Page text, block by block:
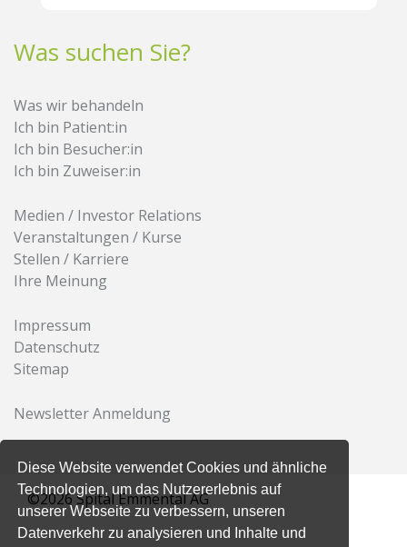
Diese Website verwendet Cookies und ähnliche
Technologien, um das Nutzererlebnis auf
unserer Webseite zu verbessern, unseren
Datenverkehr zu analysieren und Inhalte und
Was suchen Sie?
Was wir behandeln
Ich bin Patient:in
Ich bin Besucher:in
Ich bin Zuweiser:in
Medien / Investor Relations
Veranstaltungen / Kurse
Stellen / Karriere
Ihre Meinung
Impressum
Datenschutz
Sitemap
Newsletter Anmeldung
©2026 Spital Emmental AG